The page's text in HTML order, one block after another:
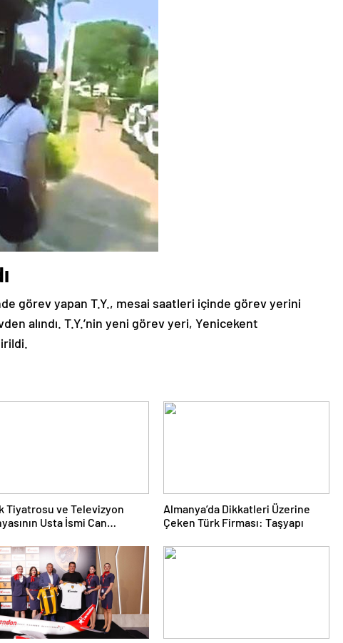
görev yapan T.Y., mesai saatleri içinde görev yerini
alındı. T.Y.’nin yeni görev yeri, Yenicekent
Tiyatrosu ve Televizyon
Usta İsmi Can
Almanya’da Dikkatleri Üzerine
Çeken Türk Firması: Taşyapı